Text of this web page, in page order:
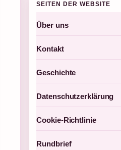
SEITEN DER WEBSITE
Über uns
Kontakt
Geschichte
Datenschutzerklärung
Cookie-Richtlinie
Rundbrief